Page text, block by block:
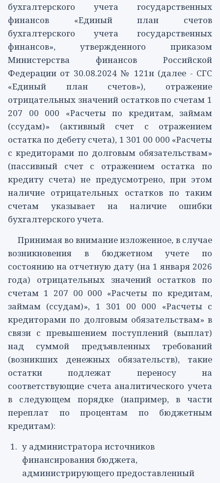
бухгалтерского учета государственных
финансов «Единый план счетов
бухгалтерского учета государственных
финансов», утвержденного приказом
Министерства финансов Российской
Федерации от 30.08.2024 № 121н (далее - СГС
«Единый план счетов»), отражение
отрицательных значений остатков по счетам 1
207 00 000 «Расчеты по кредитам, займам
(ссудам)» (активный счет с отражением
остатка по дебету счета), 1 301 00 000 «Расчеты
с кредиторами по долговым обязательствам»
(пассивный счет с отражением остатка по
кредиту счета) не предусмотрено, при этом
наличие отрицательных остатков по таким
счетам указывает на наличие ошибки
бухгалтерского учета.
Принимая во внимание изложенное, в случае
возникновения в бюджетном учете по
состоянию на отчетную дату (на 1 января 2026
года) отрицательных значений остатков по
счетам 1 207 00 000 «Расчеты по кредитам,
займам (ссудам)», 1 301 00 000 «Расчеты с
кредиторами по долговым обязательствам» в
связи с превышением поступлений (выплат)
над суммой предъявленных требований
(возникших денежных обязательств), такие
остатки подлежат переносу на
соответствующие счета аналитического учета
в следующем порядке (например, в части
переплат по процентам по бюджетным
кредитам):
у администратора источников
финансирования бюджета,
администрирующего предоставленный